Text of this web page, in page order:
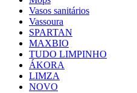
Vasos sanitários
Vassoura
SPARTAN
MAXBIO
TUDO LIMPINHO
ÁKORA
LIMZA
NOVO